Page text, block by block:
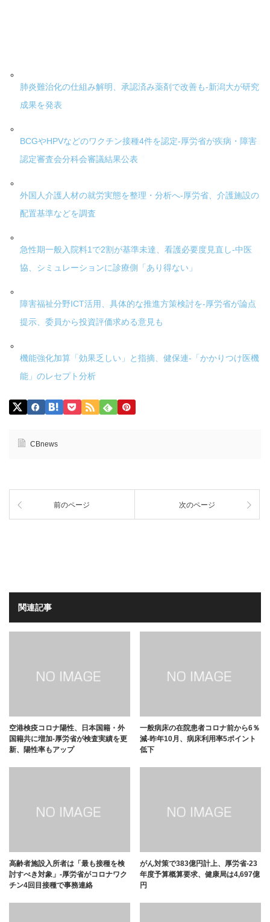
肺炎難治化の仕組み解明、承認済み薬剤で改善も-新潟大が研究
成果を発表
BCGやHPVなどのワクチン接種4件を認定-厚労省が疾病・障害
認定審査会分科会審議結果公表
外国人介護人材の就労実態を整理・分析へ-厚労省、介護施設の
配置基準などを調査
急性期一般入院料1で2割が基準未達、看護必要度見直し-中医
協、シミュレーションに診療側「あり得ない」
障害福祉分野ICT活用、具体的な推進方策検討を-厚労省が論点
提示、委員から投資評価求める意見も
機能強化加算「効果乏しい」と指摘、健保連-「かかりつけ医機
能」のレセプト分析
CBnews
前のページ 次のページ
関連記事
空港検疫コロナ陽性、日本国籍・外
国籍共に増加-厚労省が検査実績を更
新、陽性率もアップ
一般病床の在院患者コロナ前から6％
減-昨年10月、病床利用率5ポイント
低下
高齢者施設入所者は「最も接種を検
討すべき対象」-厚労省がコロナワク
チン4回目接種で事務連絡
がん対策で383億円計上、厚労省-23
年度予算概算要求、健康局は4,697億
円